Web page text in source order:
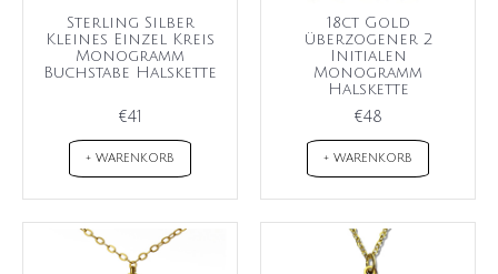
Sterling Silber
Kleines Einzel Kreis
Monogramm
Buchstabe Halskette
€41
+ WARENKORB
18ct Gold
überzogener 2
Initialen
Monogramm
Halskette
€48
+ WARENKORB